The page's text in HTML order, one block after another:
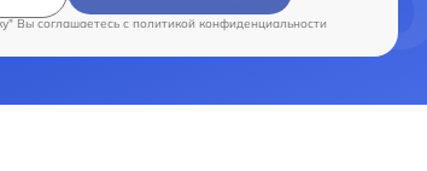
Вы соглашаетесь c политикой конфиденциальности